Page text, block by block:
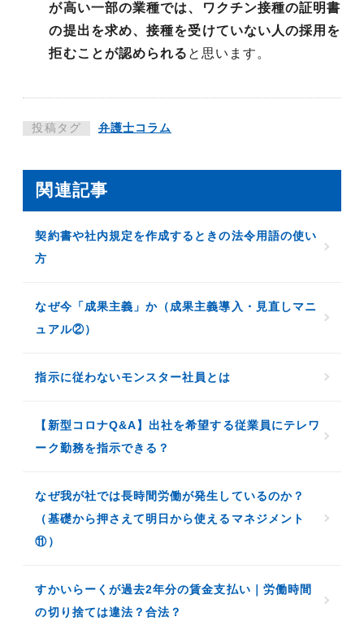
が高い一部の業種では、ワクチン接種の証明書
の提出を求め、接種を受けていない人の採用を
拒むことが認められる と思います。
投稿タグ 弁護士コラム
関連記事
契約書や社内規定を作成するときの法令用語の使い
方
なぜ今「成果主義」か（成果主義導入・見直しマニ
ュアル②）
指示に従わないモンスター社員とは
【新型コロナQ&A】出社を希望する従業員にテレワ
ーク勤務を指示できる？
なぜ我が社では長時間労働が発生しているのか？
（基礎から押さえて明日から使えるマネジメント
⑪）
すかいらーくが過去2年分の賃金支払い｜労働時間
の切り捨ては違法？合法？